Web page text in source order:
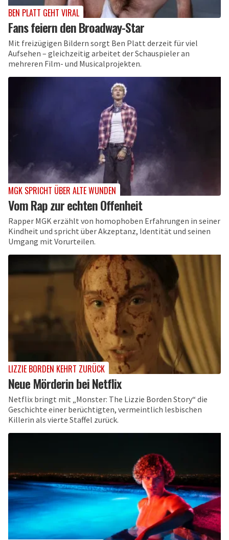
BEN PLATT GEHT VIRAL
Fans feiern den Broadway-Star
Mit freizügigen Bildern sorgt Ben Platt derzeit für viel
Aufsehen – gleichzeitig arbeitet der Schauspieler an
mehreren Film- und Musicalprojekten.
MGK SPRICHT ÜBER ALTE WUNDEN
Vom Rap zur echten Offenheit
Rapper MGK erzählt von homophoben Erfahrungen in seiner
Kindheit und spricht über Akzeptanz, Identität und seinen
Umgang mit Vorurteilen.
LIZZIE BORDEN KEHRT ZURÜCK
Neue Mörderin bei Netflix
Netflix bringt mit „Monster: The Lizzie Borden Story“ die
Geschichte einer berüchtigten, vermeintlich lesbischen
Killerin als vierte Staffel zurück.